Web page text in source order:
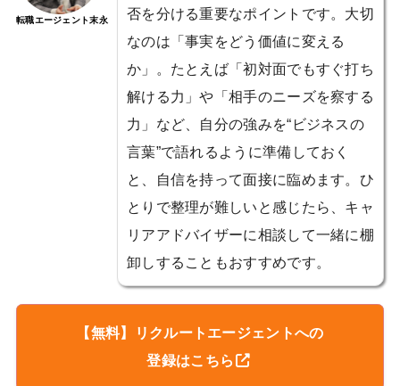
転職エージェント末永
否を分ける重要なポイントです。大切
なのは「事実をどう価値に変える
か」。たとえば「初対面でもすぐ打ち
解ける力」や「相手のニーズを察する
力」など、自分の強みを“ビジネスの
言葉”で語れるように準備しておく
と、自信を持って面接に臨めます。ひ
とりで整理が難しいと感じたら、キャ
リアアドバイザーに相談して一緒に棚
卸しすることもおすすめです。
【無料】リクルートエージェントへの
登録はこちら